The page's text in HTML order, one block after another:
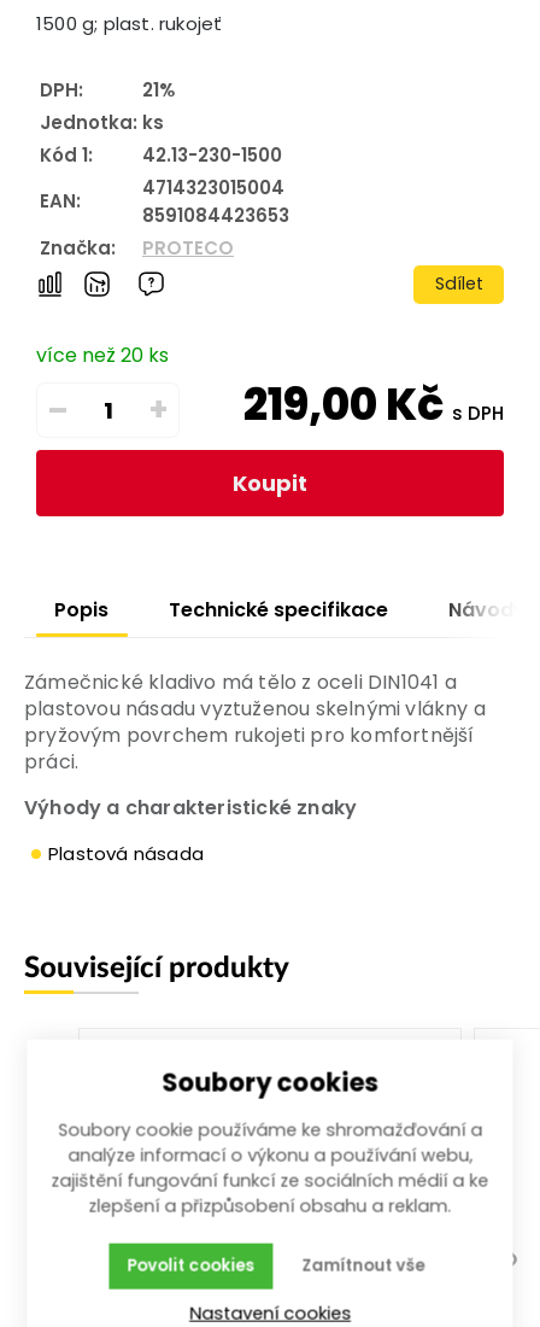
1500 g; plast. rukojeť
DPH:
21%
Jednotka: ks
Kód 1:
42.13-230-1500
EAN:
4714323015004
8591084423653
Značka:
PROTECO
Sdílet
více než 20 ks
– + 219,00Kč s DPH
Koupit
Popis Technické specifikace Návody
Zámečnické kladivo má tělo z oceli DIN1041 a
plastovou násadu vyztuženou skelnými vlákny a
pryžovým povrchem rukojeti pro komfortnější
práci.
Výhody a charakteristické znaky
Plastová násada
Související produkty
kladivo předtloukací 3000g
Soubory cookies
Soubory cookie používáme ke shromažďování a
analýze informací o výkonu a používání webu,
zajištění fungování funkcí ze sociálních médií a ke
zlepšení a přizpůsobení obsahu a reklam.
Zamítnout vše
Povolit cookies
Nastavení cookies